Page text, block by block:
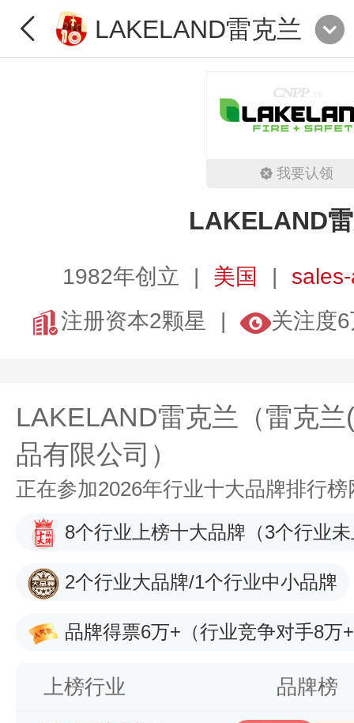
LAKELAND雷克兰
我要认领
LAKELAND
1982年创立 美国
注册资本2颗星
关注度
LAKELAND雷克兰（雷克
品有限公司）
正在参加2026年行业十大品牌排行
8个行业上榜十大品牌 （3个行业
2个行业大品牌/1个行业中小品牌
品牌得票6万+ （行业竞争对手8万
上榜行业 品牌榜